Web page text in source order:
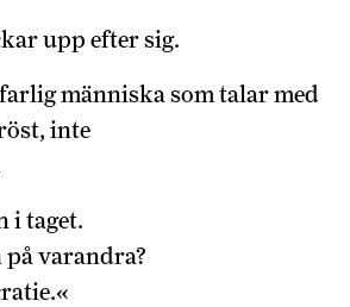
upp efter sig.
människa som talar med
inte
i taget.
varandra?